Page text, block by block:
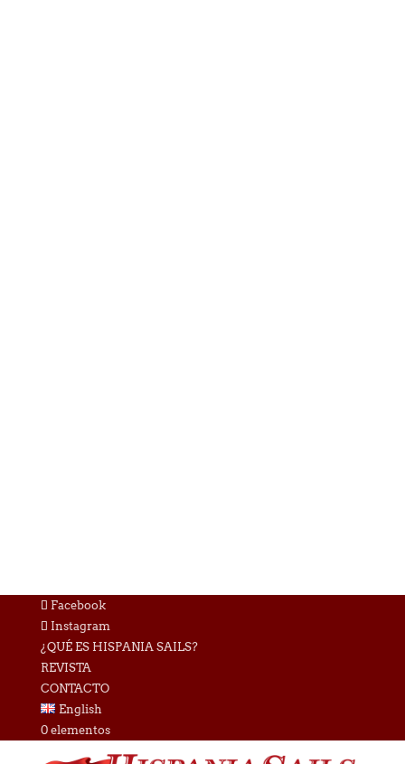
Facebook
Instagram
¿QUÉ ES HISPANIA SAILS?
REVISTA
CONTACTO
English
0 elementos